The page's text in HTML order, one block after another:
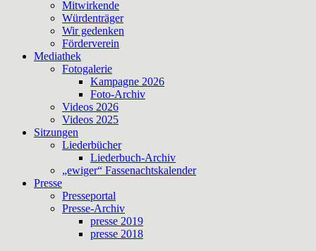
Mitwirkende
Würdenträger
Wir gedenken
Förderverein
Mediathek
Fotogalerie
Kampagne 2026
Foto-Archiv
Videos 2026
Videos 2025
Sitzungen
Liederbücher
Liederbuch-Archiv
„ewiger“ Fassenachtskalender
Presse
Presseportal
Presse-Archiv
presse 2019
presse 2018